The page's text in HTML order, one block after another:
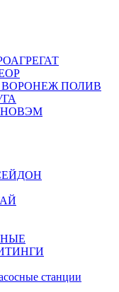
ВОРОНЕЖ ПОЛИВ
НОВЭМ
станции